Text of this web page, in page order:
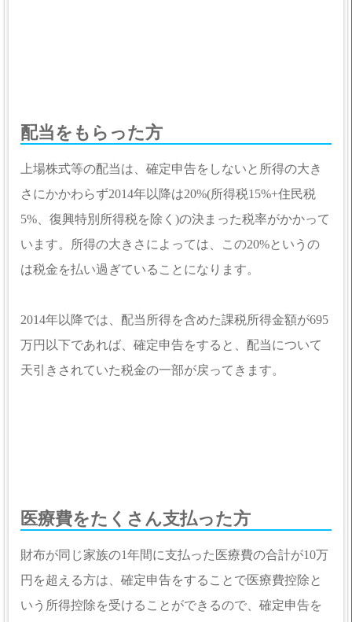
配当をもらった方
上場株式等の配当は、確定申告をしないと所得の大き
さにかかわらず2014年以降は20%(所得税15%+住民税
5%、復興特別所得税を除く)の決まった税率がかかって
います。所得の大きさによっては、この20%というの
は税金を払い過ぎていることになります。
2014年以降では、配当所得を含めた課税所得金額が695
万円以下であれば、確定申告をすると、配当について
天引きされていた税金の一部が戻ってきます。
医療費をたくさん支払った方
財布が同じ家族の1年間に支払った医療費の合計が10万
円を超える方は、確定申告をすることで医療費控除と
いう所得控除を受けることができるので、確定申告を